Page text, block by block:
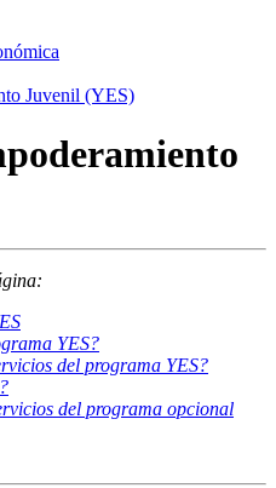
Juvenil (YES)
YES?
del programa YES?
del programa opcional